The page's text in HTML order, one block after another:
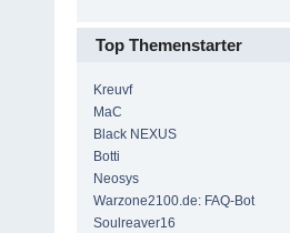
Top Themenstarter
Kreuvf
MaC
Black NEXUS
Botti
Neosys
Warzone2100.de: FAQ-Bot
Soulreaver16